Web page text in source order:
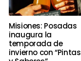
Misiones: Posadas
inaugura la
temporada de
invierno con “Pintas